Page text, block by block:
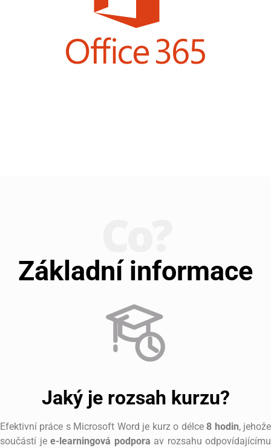
Základní informace
Jaký je rozsah kurzu?
Efektivní práce s Microsoft Word je kurz o délce8 hodin, jehože
součástí jee-learningová podpora av rozsahu odpovídajícímu